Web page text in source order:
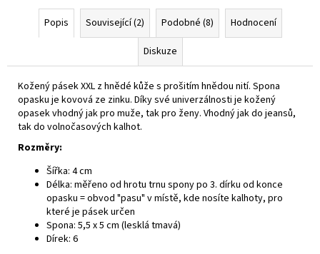
Popis Související (2) Podobné (8)
Hodnocení
Diskuze
Kožený pásek XXL z hnědé kůže s prošitím hnědou nití. Spona
opasku je kovová ze zinku. Díky své univerzálnosti je kožený
opasek vhodný jak pro muže, tak pro ženy. Vhodný jak do jeansů,
tak do volnočasových kalhot.
Rozměry:
Šířka: 4 cm
Délka: měřeno od hrotu trnu spony po 3. dírku od konce
opasku = obvod "pasu" v místě, kde nosíte kalhoty, pro
které je pásek určen
Spona: 5,5 x 5 cm (lesklá tmavá)
Dírek: 6